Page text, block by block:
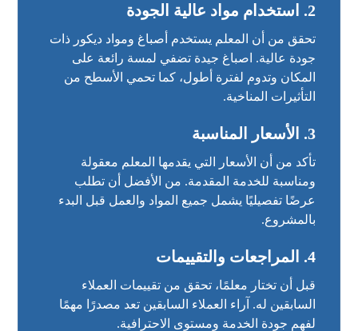
2. استخدام مواد عالية الجودة
تحقق من أن المعلم يستخدم أصباغ ومواد ديكور ذات
جودة عالية. اصباغ جيدة تضفي لمسة رائعة على
المكان وتدوم لفترة أطول، كما تحمي الأسطح من
التأثيرات المناخية.
3. الأسعار المناسبة
تأكد من أن الأسعار التي يقدمها المعلم معقولة
ومناسبة للخدمة المقدمة. من الأفضل أن تطلب
عرضًا تفصيليًا يشمل جميع المواد والعمل قبل البدء
بالمشروع.
4. المراجعات والتقييمات
قبل أن تختار معلمًا، تحقق من تقييمات العملاء
السابقين له. آراء العملاء السابقين تعد مصدرًا مهمًا
لفهم جودة الخدمة ومستوى الاحترافية.